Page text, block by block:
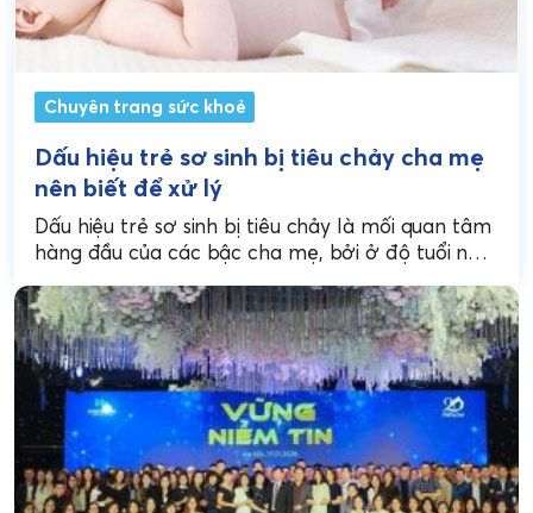
Chuyên trang sức khoẻ
Dấu hiệu trẻ sơ sinh bị tiêu chảy cha mẹ
nên biết để xử lý
Dấu hiệu trẻ sơ sinh bị tiêu chảy là mối quan tâm
hàng đầu của các bậc cha mẹ, bởi ở độ tuổi này,